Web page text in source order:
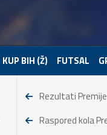
KUP BIH (Ž) FUTSAL
Rezultati
Raspored kola